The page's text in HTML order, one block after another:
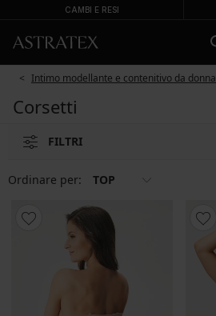
CAMBI E RESI
Intimo modellante e contenitivo da donna
Corsetti
FILTRI
Ordinare per: TOP